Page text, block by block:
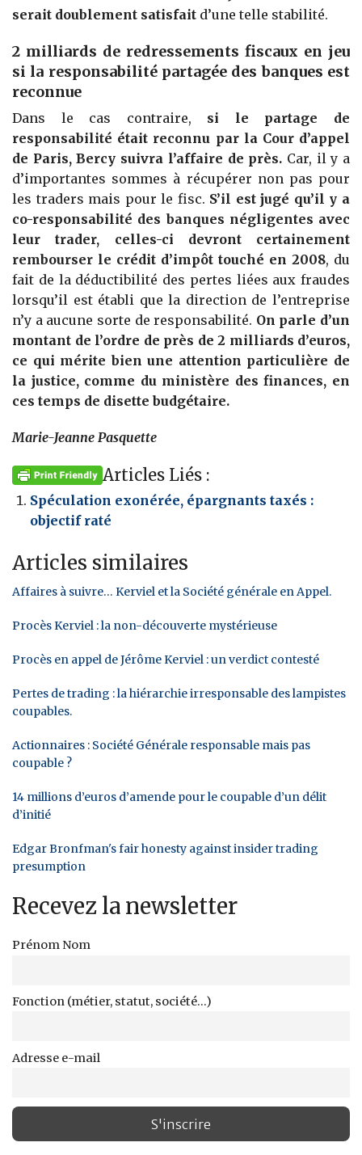
serait doublement satisfait d’une telle stabilité.
2 milliards de redressements fiscaux en jeu
si la responsabilité partagée des banques est
reconnue
Dans le cas contraire, si le partage de
responsabilité était reconnu par la Cour d’appel
de Paris, Bercy suivra l’affaire de près. Car, il y a
d’importantes sommes à récupérer non pas pour
les traders mais pour le fisc. S’il est jugé qu’il y a
co-responsabilité des banques négligentes avec
leur trader, celles-ci devront certainement
rembourser le crédit d’impôt touché en 2008, du
fait de la déductibilité des pertes liées aux fraudes
lorsqu’il est établi que la direction de l’entreprise
n’y a aucune sorte de responsabilité. On parle d’un
montant de l’ordre de près de 2 milliards d’euros,
ce qui mérite bien une attention particulière de
la justice, comme du ministère des finances, en
ces temps de disette budgétaire.
Marie-Jeanne Pasquette
Articles Liés :
Spéculation exonérée, épargnants taxés :
objectif raté
Articles similaires
Affaires à suivre… Kerviel et la Société générale en Appel.
Procès Kerviel : la non-découverte mystérieuse
Procès en appel de Jérôme Kerviel : un verdict contesté
Pertes de trading : la hiérarchie irresponsable des lampistes
coupables.
Actionnaires : Société Générale responsable mais pas
coupable ?
14 millions d’euros d’amende pour le coupable d’un délit
d’initié
Edgar Bronfman's fair honesty against insider trading
presumption
Recevez la newsletter
Prénom Nom
Fonction (métier, statut, société...)
Adresse e-mail